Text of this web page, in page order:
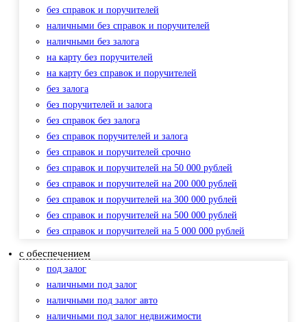
без справок и поручителей
наличными без справок и поручителей
наличными без залога
на карту без поручителей
на карту без справок и поручителей
без залога
без поручителей и залога
без справок без залога
без справок поручителей и залога
без справок и поручителей срочно
без справок и поручителей на 50 000 рублей
без справок и поручителей на 200 000 рублей
без справок и поручителей на 300 000 рублей
без справок и поручителей на 500 000 рублей
без справок и поручителей на 5 000 000 рублей
с обеспечением
под залог
наличными под залог
наличными под залог авто
наличными под залог недвижимости